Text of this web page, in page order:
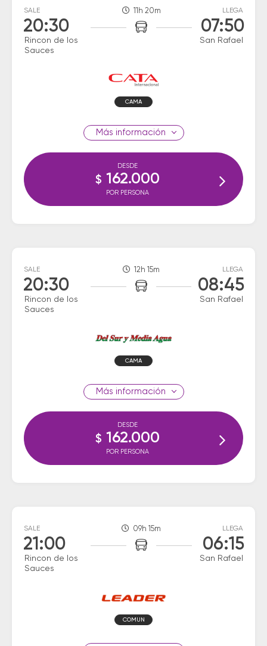
SALE
20:30
Rincon de los
Sauces
11h 20m LLEGA
07:50
San Rafael
CAMA
información
DESDE
$ 162.000
POR PERSONA
SALE
20:30
Rincon de los
Sauces
12h 15m LLEGA
08:45
San Rafael
CAMA
información
DESDE
$ 162.000
POR PERSONA
SALE
21:00
Rincon de los
Sauces
09h 15m LLEGA
06:15
San Rafael
COMUN